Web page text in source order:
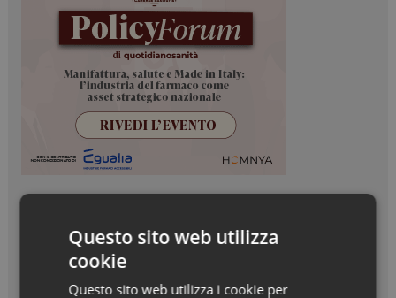
Questo sito web utilizza
cookie
Questo sito web utilizza i cookie per